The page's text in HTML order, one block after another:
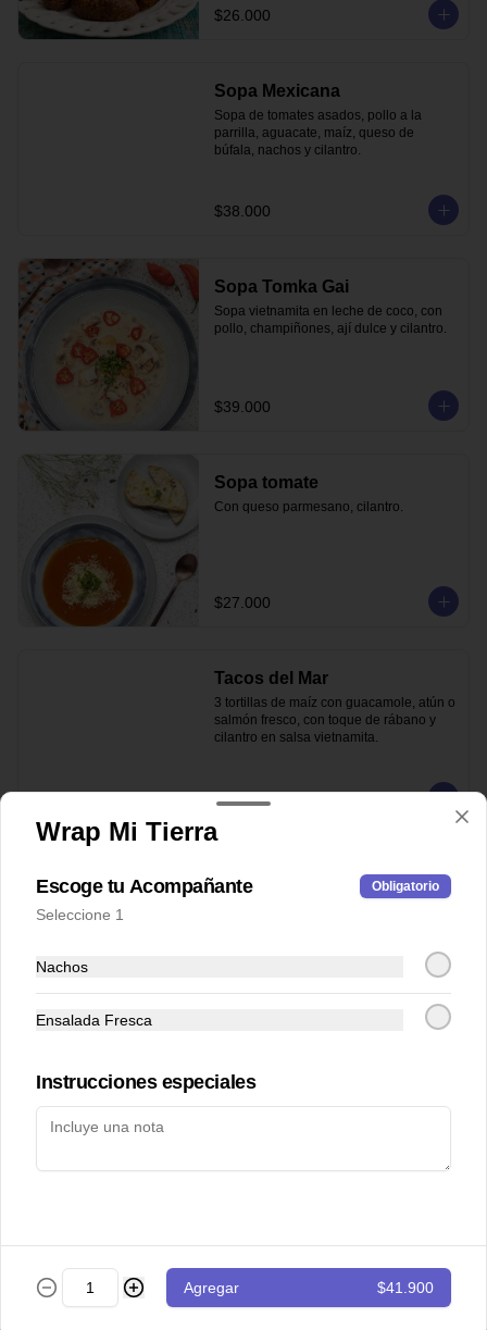
$26.000
Sopa Mexicana
Sopa de tomates asados, pollo a la
parrilla, aguacate, maíz, queso de
búfala, nachos y cilantro.
$38.000
Sopa Tomka Gai
Sopa vietnamita en leche de coco, con
pollo, champiñones, ají dulce y cilantro.
$39.000
Sopa tomate
Con queso parmesano, cilantro.
$27.000
Tacos del Mar
3 tortillas de maíz con guacamole, atún o
salmón fresco, con toque de rábano y
cilantro en salsa vietnamita.
$44.000
Cubitos de atún en salsa vietnamita
$43.000
pico de gallo
Totopos especiales
Nachos con guacamole, pico de gallo,
carne desmechada y queso cheddar.
Wrap Mi Tierra
Escoge tu Acompañante Obligatorio
Seleccione 1
Nachos
Ensalada Fresca
Instrucciones especiales
Agregar $41.900